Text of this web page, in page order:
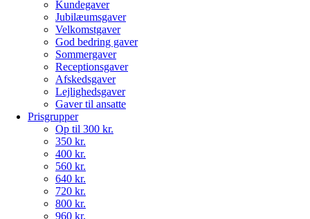
Kundegaver
Jubilæumsgaver
Velkomstgaver
God bedring gaver
Sommergaver
Receptionsgaver
Afskedsgaver
Lejlighedsgaver
Gaver til ansatte
Prisgrupper
Op til 300 kr.
350 kr.
400 kr.
560 kr.
640 kr.
720 kr.
800 kr.
960 kr.